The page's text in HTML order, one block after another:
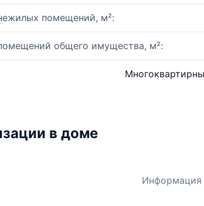
помещений, м²:
общего имущества, м²:
в доме
Информация